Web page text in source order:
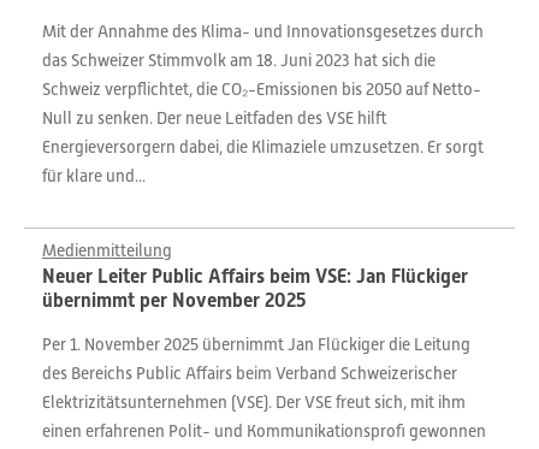
Mit der Annahme des Klima- und Innovationsgesetzes durch
das Schweizer Stimmvolk am 18. Juni 2023 hat sich die
Schweiz verpflichtet, die CO₂-Emissionen bis 2050 auf Netto-
Null zu senken. Der neue Leitfaden des VSE hilft
Energieversorgern dabei, die Klimaziele umzusetzen. Er sorgt
für klare und...
Medienmitteilung
Neuer Leiter Public Affairs beim VSE: Jan Flückiger
übernimmt per November 2025
Per 1. November 2025 übernimmt Jan Flückiger die Leitung
des Bereichs Public Affairs beim Verband Schweizerischer
Elektrizitätsunternehmen (VSE). Der VSE freut sich, mit ihm
einen erfahrenen Polit- und Kommunikationsprofi gewonnen